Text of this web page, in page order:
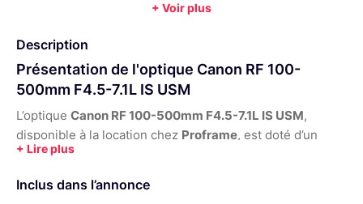
Année :
+ Voir plus
Description
Présentation de l'optique Canon RF 100-
500mm F4.5-7.1L IS USM
L’optique Canon RF 100-500mm F4.5-7.1L IS USM,
disponible à la location chez Proframe, est doté d’un
boîtier compact et portable ainsi que d’une plage focale
voyage et naturaliste. De plus, l’optique dispose d’une
Inclus dans l’annonce